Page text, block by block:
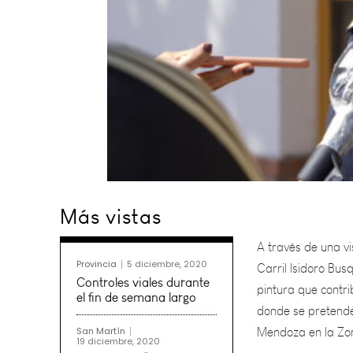
Más vistas
Provincia 5 diciembre, 2020
Controles viales durante
el fin de semana largo
San Martín
19 diciembre, 2020
Carril Isidoro
pintura que
donde se
Mendoza en la